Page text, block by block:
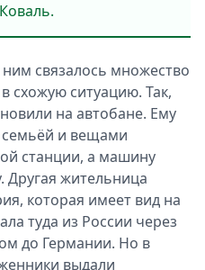
связалось множество
схожую ситуацию. Так,
на автобане. Ему
семьёй и вещами
станции, а машину
Другая жительница
которая имеет вид на
туда из России через
до Германии. Но в
выдали